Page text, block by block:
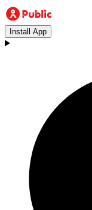
Install App